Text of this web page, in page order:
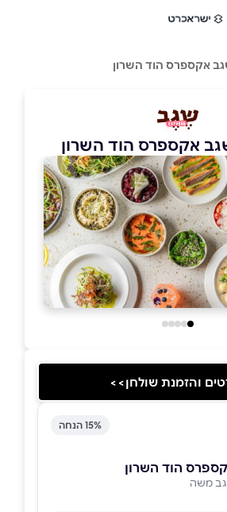
אקספרס הוד השרון
אקספרס הוד השרון
והזמנת שולחן>>
15% הנחה
הוד השרון
משה